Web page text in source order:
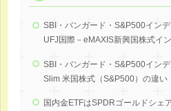
SBI・バンガード・S&P500イン
UFJ国際－eMAXIS新興国株式イ
SBI・バンガード・S&P500イン
Slim 米国株式（S&P500）の違い
国内金ETFはSPDRゴールドシェ